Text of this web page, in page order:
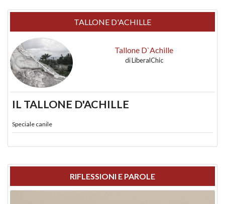
TALLONE D'ACHILLE
Tallone D`Achille
diLiberalChic
IL TALLONE D'ACHILLE
Speciale canile
RIFLESSIONI E PAROLE